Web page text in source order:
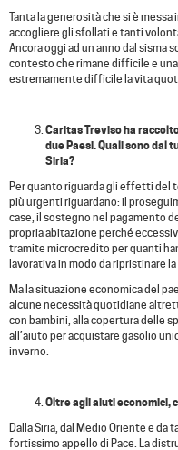
Tanta la generosità che si è
accogliere gli sfollati e tanti
Ancora oggi ad un anno dal sisma
contesto che rimane difficile e
estremamente difficile la vita
Caritas Treviso ha
due Paesi. Quali sono dal
Siria?
Per quanto riguarda gli effetti del
più urgenti riguardano: il
case, il sostegno nel pagamento
propria abitazione perché
tramite microcredito per quanti
lavorativa in modo da ripristinare
Ma la situazione economica del
alcune necessità quotidiane
con bambini, alla copertura delle
all’aiuto per acquistare gasolio
inverno.
Oltre agli aiuti economici,
Dalla Siria, dal Medio Oriente e da
fortissimo appello di Pace. La